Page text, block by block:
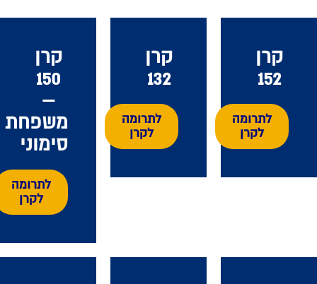
קרן
152
לתרומה
לקרן
קרן
132
לתרומה
לקרן
קרן
150
–
משפחת
סימוני
לתרומה
לקרן